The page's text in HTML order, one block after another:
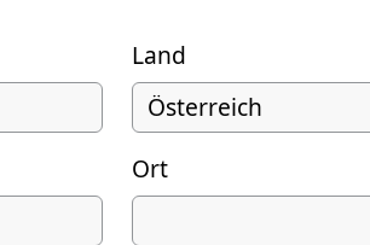
Land
Ort